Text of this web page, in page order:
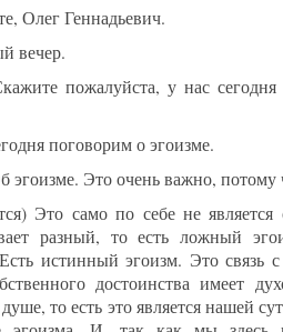
Олег Геннадьевич.
вечер.
пожалуйста, у нас
поговорим о эгоизме.
эгоизме. Это очень важно, потому
Это само по себе не является
разный, то есть ложный
истинный эгоизм. Это связь
достоинства имеет
то есть это является нашей